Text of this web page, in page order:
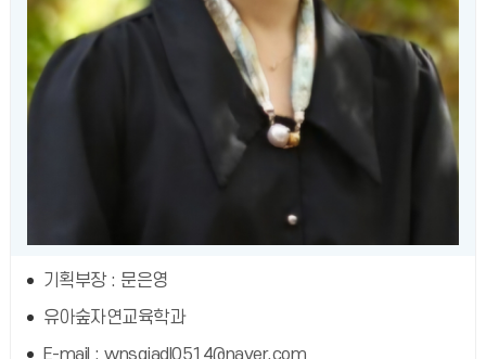
기획부장 : 문은영
유아숲자연교육학과
E-mail : wnsqjadl0514@naver.com